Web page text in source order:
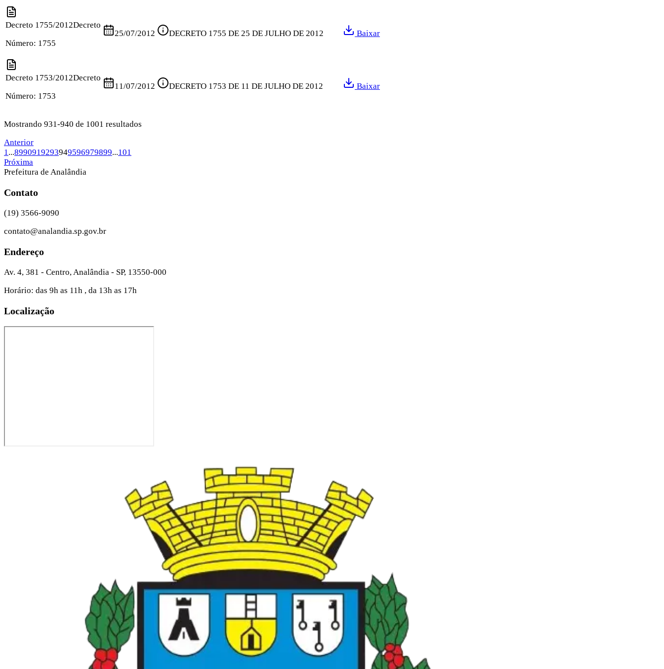
Decreto 1755/2012Decreto
Número: 1755
25/07/2012 DECRETO 1755 DE 25 DE JULHO DE 2012 Baixar
Decreto 1753/2012Decreto
Número: 1753
11/07/2012 DECRETO 1753 DE 11 DE JULHO DE 2012 Baixar
Mostrando 931-940 de 1001 resultados
Anterior
1...8990919293949596979899...101
Próxima
Prefeitura de Analândia
Contato
(19) 3566-9090
contato@analandia.sp.gov.br
Endereço
Av. 4, 381 - Centro, Analândia - SP, 13550-000
Horário: das 9h as 11h , da 13h as 17h
Localização